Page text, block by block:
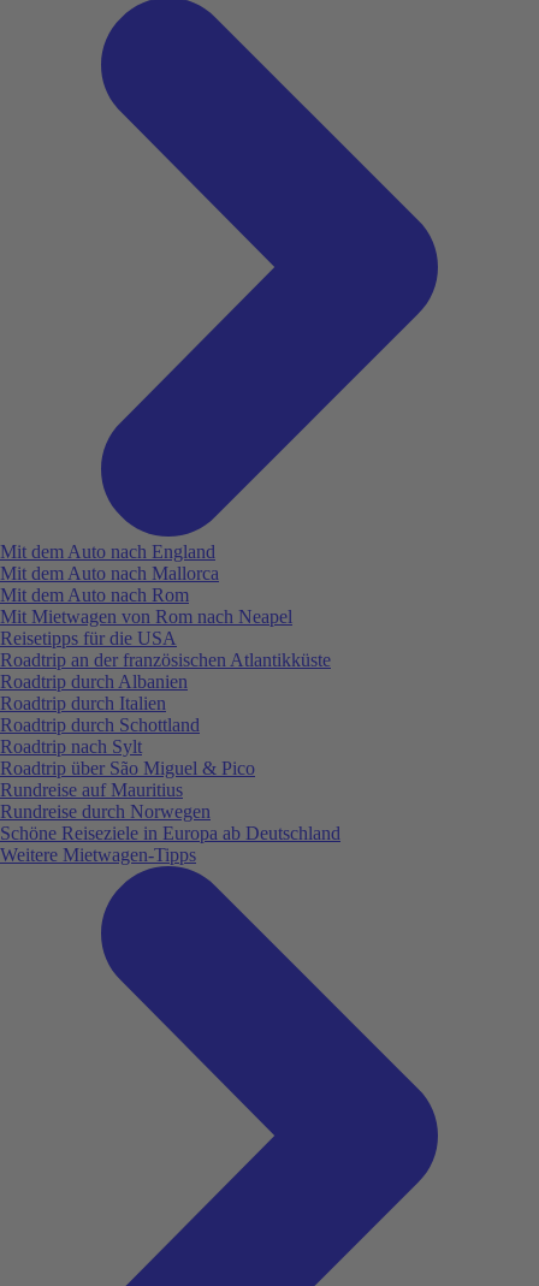
Mit dem Auto nach England
Mit dem Auto nach Mallorca
Mit dem Auto nach Rom
Mit Mietwagen von Rom nach Neapel
Reisetipps für die USA
Roadtrip an der französischen Atlantikküste
Roadtrip durch Albanien
Roadtrip durch Italien
Roadtrip durch Schottland
Roadtrip nach Sylt
Roadtrip über São Miguel & Pico
Rundreise auf Mauritius
Rundreise durch Norwegen
Schöne Reiseziele in Europa ab Deutschland
Weitere Mietwagen-Tipps